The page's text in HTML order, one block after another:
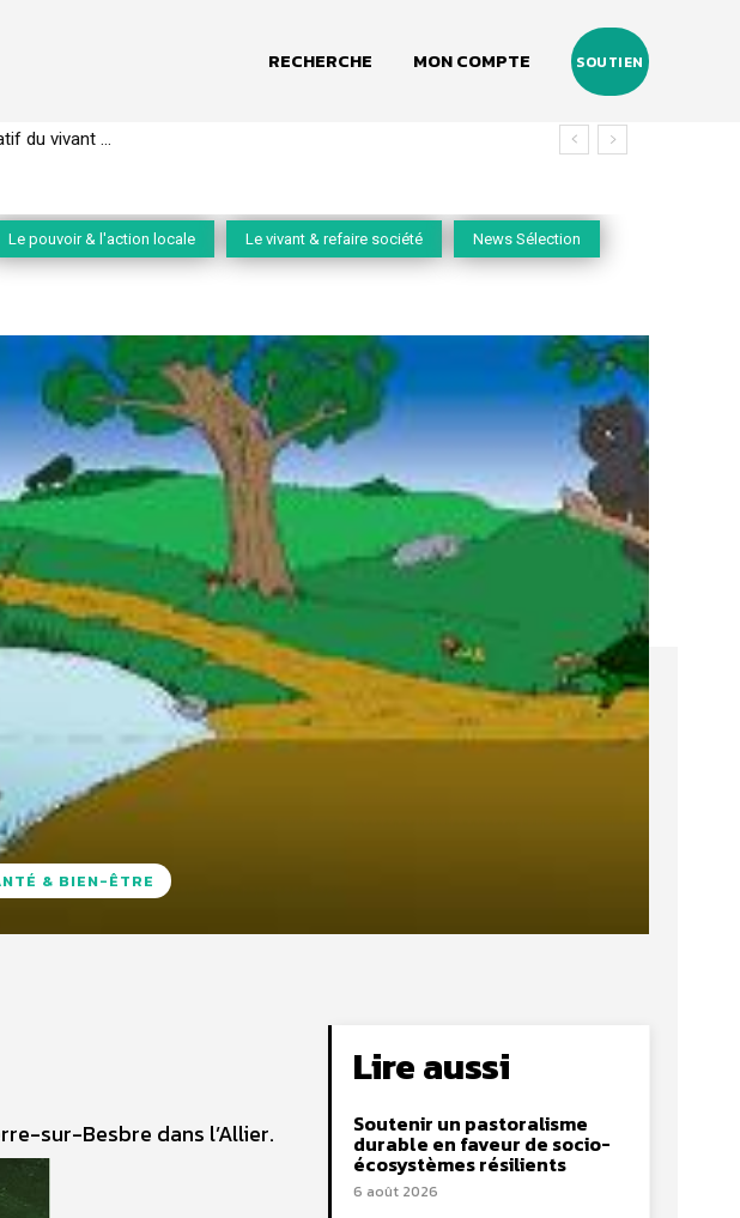
RECHERCHE MON COMPTE SOUTIEN
vivant …
à devenir des alliées du vivant
Le pouvoir & l'action locale Le vivant & refaire société News Sélection
& BIEN-ÊTRE
sur-Besbre dans l’Allier.
Lire aussi
Soutenir un pastoralisme
durable en faveur de socio-
écosystèmes résilients
6 août 2026